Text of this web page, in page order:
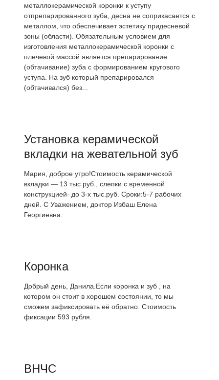
металлокерамической коронки к уступу
отпрепарированного зуба, десна не соприкасается с
металлом, что обеспечивает эстетику придесневой
зоны (области). Обязательным условием для
изготовления металлокерамической коронки с
плечевой массой является препарирование
(обтачивание) зуба с формированием кругового
уступа. На зуб который препарировался
(обтачивался) без...
Установка керамической
вкладки на жевательной зуб
Мария, доброе утро!Стоимость керамической
вкладки — 13 тыс руб., слепки с временной
конструкцией- до 3-х тыс.руб. Сроки:5-7 рабочих
дней. С Уважением, доктор Избаш Елена
Георгиевна.
Коронка
Добрый день, Данила.Если коронка и зуб , на
котором он стоит в хорошем состоянии, то мы
сможем зафиксировать её обратно. Стоимость
фиксации 593 рубля.
ВНЧС